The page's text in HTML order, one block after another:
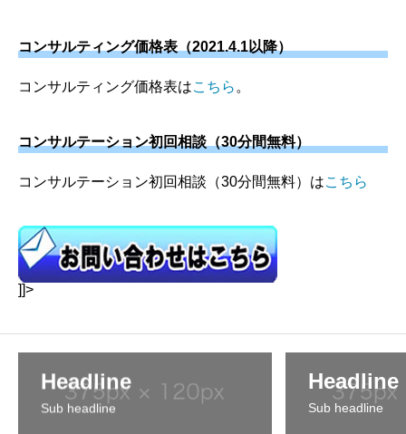
コンサルティング価格表（2021.4.1以降）
コンサルティング価格表はこちら 。
コンサルテーション初回相談（30分間無料）
コンサルテーション初回相談（30分間無料）はこちら
]]>
Headline
Sub headline
Headline
Sub headline